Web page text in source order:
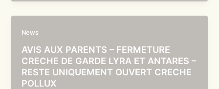
News
AVIS AUX PARENTS – FERMETURE
CRECHE DE GARDE LYRA ET ANTARES –
RESTE UNIQUEMENT OUVERT CRECHE
POLLUX